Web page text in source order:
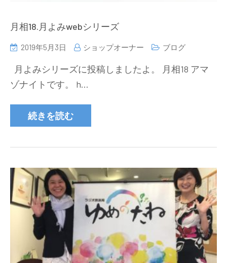
月相18.月よみwebシリーズ
2019年5月3日 ショップオーナー ブログ
月よみシリーズに投稿しましたよ。 月相18 アマ
ゾナイトです。 h…
続きを読む